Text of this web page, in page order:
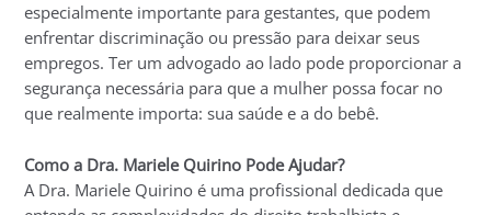
especialmente importante para gestantes, que podem
enfrentar discriminação ou pressão para deixar seus
empregos. Ter um advogado ao lado pode proporcionar a
segurança necessária para que a mulher possa focar no
que realmente importa: sua saúde e a do bebê.
Como a Dra. Mariele Quirino Pode Ajudar?
A Dra. Mariele Quirino é uma profissional dedicada que